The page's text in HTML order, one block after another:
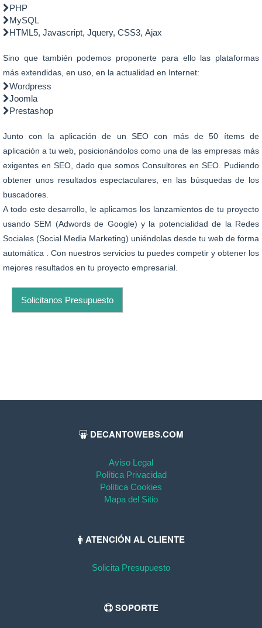
PHP
MySQL
HTML5, Javascript, Jquery, CSS3, Ajax
Sino que también podemos proponerte para ello las plataformas
más extendidas, en uso, en la actualidad en Internet:
Wordpress
Joomla
Prestashop
Junto con la aplicación de un SEO con más de 50 ítems de
aplicación a tu web, posicionándolos como una de las empresas más
exigentes en SEO, dado que somos Consultores en SEO. Pudiendo
obtener unos resultados espectaculares, en las búsquedas de los
buscadores.
A todo este desarrollo, le aplicamos los lanzamientos de tu proyecto
usando SEM (Adwords de Google) y la potencialidad de la Redes
Sociales (Social Media Marketing) uniéndolas desde tu web de forma
automática . Con nuestros servicios tu puedes competir y obtener los
mejores resultados en tu proyecto empresarial.
Solicitanos Presupuesto
DECANTOWEBS.COM
Aviso Legal
Política Privacidad
Política Cookies
Mapa del Sitio
ATENCIÓN AL CLIENTE
Solicita Presupuesto
SOPORTE